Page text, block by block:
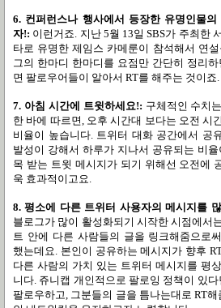
6. 컨퍼런스나 행사에서 등장한 유명인물
자!: 이런거죠 지난5월 13일 SBS가 주최한
타로 유명한 제임스 카메룬이 참석해서 연설
그의 한마디 한마디를 요점만 간단히 정리하
면 팔로우어들이 알아서 RT를 해주는 것이죠
7. 아침 시간에 트윗하세요!: 구체적인 수치
한 바에 따르면
오후 시간대 보다는 오전 시
비율이 높습니다. 트위터 대화 공간에서 공
발성이 강해서 하루가 지나서 공유되는 비
목 받는 트윗 메시지가 되기 위해선 오전에
욱 효과적이고요
8.평소에 다른 트위터 사용자의 메시지를 많
블로그가 많이 활성화되기 시작한 시점에서
트 안에 다른 사람들의 글을 링크해줌으로
했는데요
. 본인이 공유하는메시지가 향후
다른 사람의 가치 있는 트위터 메시지를 평
니다 쥬니캡 개인적으로 팔로잉 정책이 있다
팔로우하고
그분들의 글을 틈나는대로 RT해